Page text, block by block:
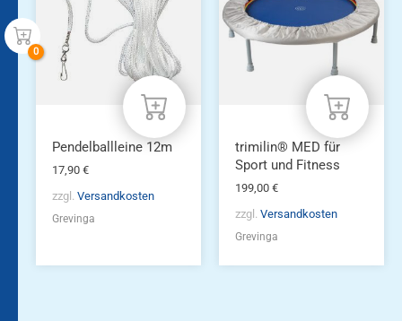
Pendelballleine 12m
17,90 €
zzgl. Versandkosten
Grevinga
trimilin® MED für
Sport und Fitness
199,00 €
zzgl. Versandkosten
Grevinga